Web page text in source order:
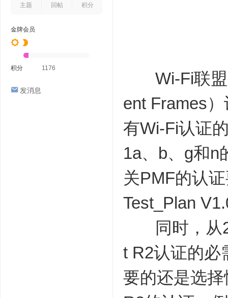
主题
回帖
积分
金牌会员
积分 1176
发消息
Wi-Fi联盟
ent Frames
有Wi-Fi认证
1a、b、g和n
关PMF的认
Test_Plan
同时，从
t R2认证的必
要的还是选